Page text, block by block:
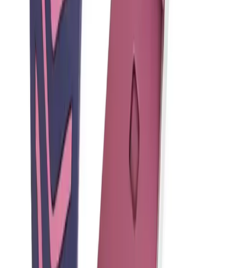
Fibaks iPhone 14 Pro ve iPhone 14 Pro Max
Kamera Lens Koruyucu Temperli Cam
Fibaks iPhone 14 Pro ve Pro Max için tasarlanan temperli cam lens
koruyucu, yüksek dayanıklılığı ve estetik tasarımıyla çizilmelere ve
darbeye karşı etkili koruma sağlar.
Daha fazla bilgi edinin